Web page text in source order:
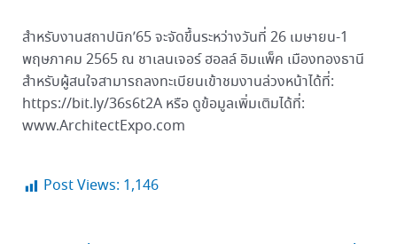
สำหรับงานสถาปนิก’65 จะจัดขึ้นระหว่างวันที่ 26 เมษายน-1
พฤษภาคม 2565 ณ ชาเลนเจอร์ ฮอลล์ อิมแพ็ค เมืองทองธานี
สำหรับผู้สนใจสามารถลงทะเบียนเข้าชมงานล่วงหน้าได้ที่:
https://bit.ly/36s6t2A หรือ ดูข้อมูลเพิ่มเติมได้ที่:
www.ArchitectExpo.com
Post Views: 1,146